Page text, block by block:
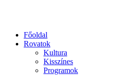
Főoldal
Rovatok
Kultura
Kisszínes
Programok